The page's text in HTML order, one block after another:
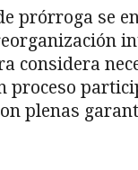
prórroga se
considera
proceso
plenas